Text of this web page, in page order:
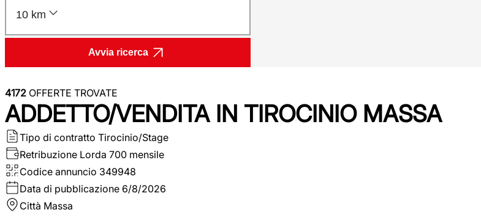
10 km
Avvia ricerca
4172 OFFERTE TROVATE
ADDETTO/VENDITA IN TIROCINIO MASSA
Tipo di contratto Tirocinio/Stage
Retribuzione Lorda 700 mensile
Codice annuncio 349948
Data di pubblicazione 6/8/2026
Città Massa